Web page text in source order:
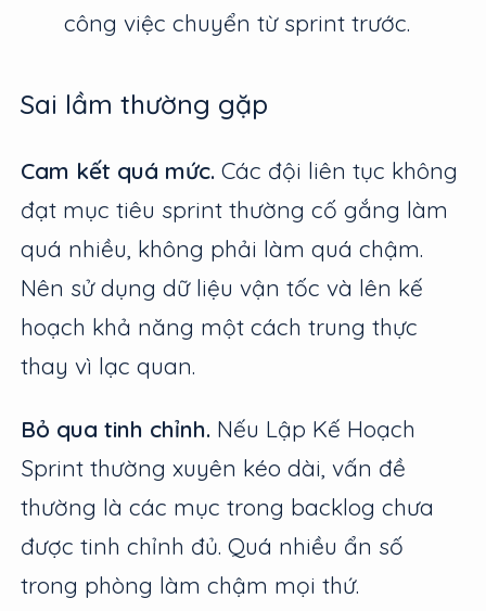
công việc chuyển từ sprint trước.
Sai lầm thường gặp
Cam kết quá mức. Các đội liên tục không
đạt mục tiêu sprint thường cố gắng làm
quá nhiều, không phải làm quá chậm.
Nên sử dụng dữ liệu vận tốc và lên kế
hoạch khả năng một cách trung thực
thay vì lạc quan.
Bỏ qua tinh chỉnh. Nếu Lập Kế Hoạch
Sprint thường xuyên kéo dài, vấn đề
thường là các mục trong backlog chưa
được tinh chỉnh đủ. Quá nhiều ẩn số
trong phòng làm chậm mọi thứ.